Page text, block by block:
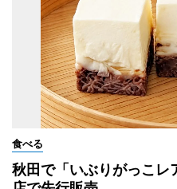
食べる
秋田で「いぶりがっこ